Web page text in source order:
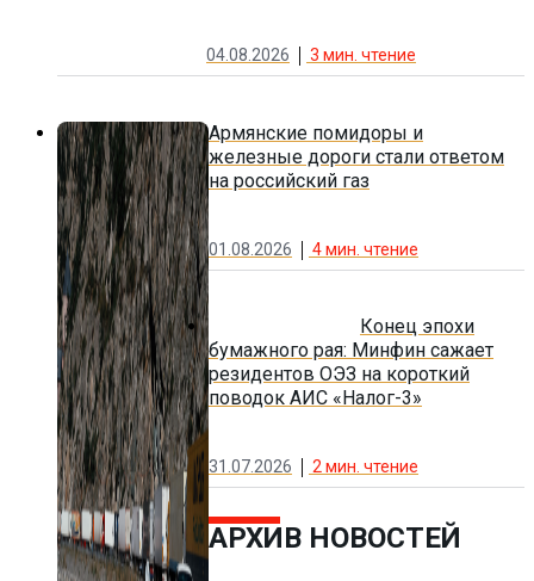
04.08.2026 3 мин. чтение
Армянские помидоры и
железные дороги стали ответом
на российский газ
01.08.2026 4мин. чтение
Конец эпохи
бумажного рая: Минфин сажает
резидентов ОЭЗ на короткий
поводок АИС «Налог-3»
31.07.2026 2мин. чтение
АРХИВ НОВОСТЕЙ